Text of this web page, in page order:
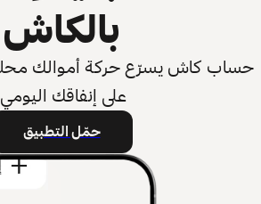
بالكاش
حساب كاش يسرّع حركة أموالك محليًا
على إنفاقك
حمّل التطبيق